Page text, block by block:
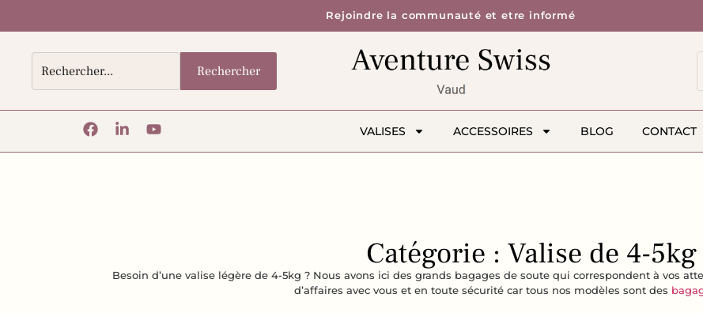
Rejoindre la communauté et etre informé
Rechercher
VALISES ACCESSOIRES BLOG CONTACT
Catégorie : Valise de 4-5kg
Besoin d’une valise légère de 4-5kg ? Nous avons ici des grands bagages de soute qui correspondent à vos
d’affaires avec vous et en toute sécurité car tous nos modèles sont des